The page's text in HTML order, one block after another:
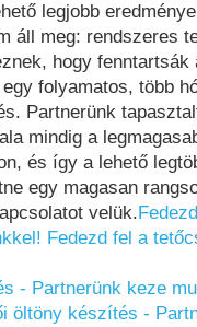
legjobb
áll meg: rendszeres
hogy fenntartsák
folyamatos, több
Partnerünk
mindig a
és így a lehető
egy magasan
velük.
Fedezd fel a
- Partnerünk keze
öltöny készítés -